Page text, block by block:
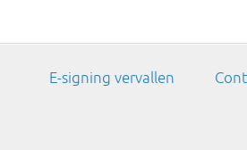
E-signing vervallen